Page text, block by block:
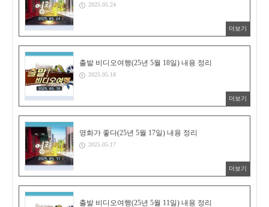
2025.05.24
더보기
출발 비디오여행(25년 5월 18일) 내용 정리
2025.05.18
더보기
영화가 좋다(25년 5월 17일) 내용 정리
2025.05.17
더보기
출발 비디오여행(25년 5월 11일) 내용 정리